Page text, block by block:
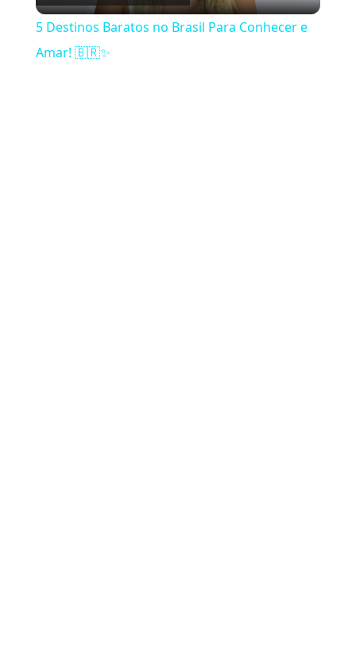
5 Destinos Baratos no Brasil Para Conhecer e
Amar! 🇧🇷✨